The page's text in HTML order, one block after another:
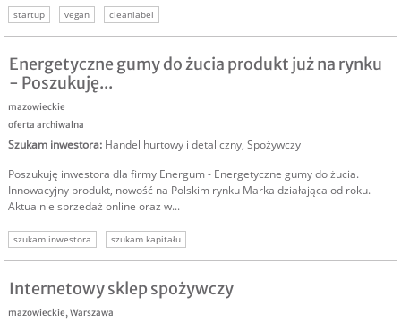
startup vegan cleanlabel
Energetyczne gumy do żucia produkt już na rynku
- Poszukuję...
mazowieckie
oferta archiwalna
Szukam inwestora: Handel hurtowy i detaliczny, Spożywczy
Poszukuję inwestora dla firmy Energum - Energetyczne gumy do żucia.
Innowacyjny produkt, nowość na Polskim rynku Marka działająca od roku.
Aktualnie sprzedaż online oraz w...
szukam inwestora szukam kapitału
Internetowy sklep spożywczy
mazowieckie,Warszawa